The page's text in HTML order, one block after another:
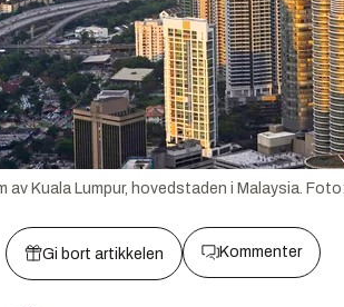
av Kuala Lumpur, hovedstaden i Malaysia. Foto:
Gi bort artikkelen Kommenter